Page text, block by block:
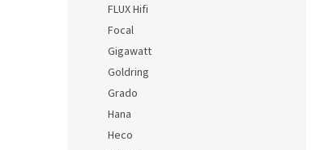
FLUX Hifi
Focal
Gigawatt
Goldring
Grado
Hana
Heco